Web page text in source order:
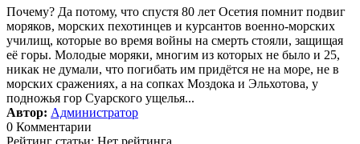
Почему? Да потому, что спустя 80 лет Осетия помнит подвиг
моряков, морских пехотинцев и курсантов военно-морских
училищ, которые во время войны на смерть стояли, защищая
её горы. Молодые моряки, многим из которых не было и 25,
никак не думали, что погибать им придётся не на море, не в
морских сражениях, а на сопках Моздока и Эльхотова, у
подножья гор Суарского ущелья...
Автор: Администратор
0 Комментарии
Рейтинг статьи: Нет рейтинга